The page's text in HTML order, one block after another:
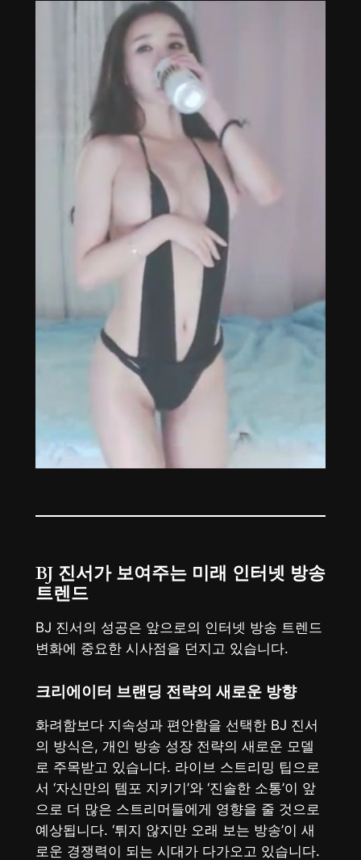
BJ 진서가 보여주는 미래 인터넷 방송
트렌드
BJ 진서의 성공은 앞으로의 인터넷 방송 트렌드
변화에 중요한 시사점을 던지고 있습니다.
크리에이터 브랜딩 전략의 새로운 방향
화려함보다 지속성과 편안함을 선택한 BJ 진서
의 방식은, 개인 방송 성장 전략의 새로운 모델
로 주목받고 있습니다. 라이브 스트리밍 팁으로
서 ‘자신만의 템포 지키기’와 ‘진솔한 소통’이 앞
으로 더 많은 스트리머들에게 영향을 줄 것으로
예상됩니다. ‘튀지 않지만 오래 보는 방송’이 새
로운 경쟁력이 되는 시대가 다가오고 있습니다.